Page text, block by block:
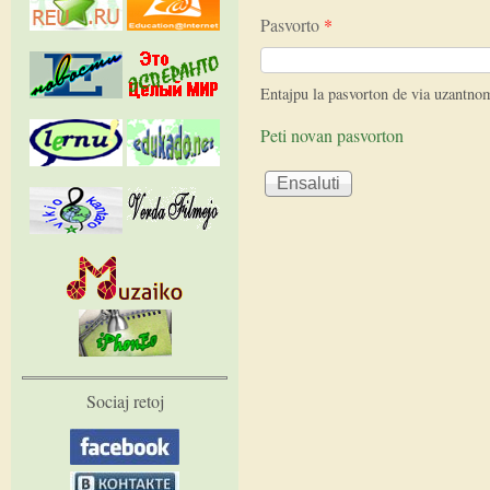
Pasvorto *
Entajpu la pasvorton de via
Peti novan pasvorton
Sociaj retoj